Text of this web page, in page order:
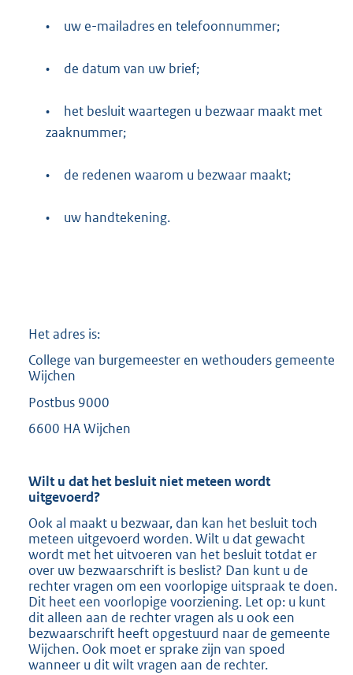
• uw e-mailadres en telefoonnummer;
• de datum van uw brief;
•
het besluit waartegen u bezwaar maakt met
zaaknummer;
• de redenen waarom u bezwaar maakt;
• uw handtekening.
Het adres is:
College van burgemeester en wethouders gemeente
Wijchen
Postbus 9000
6600 HA Wijchen
Wilt u dat het besluit niet meteen wordt
uitgevoerd?
Ook al maakt u bezwaar, dan kan het besluit toch
meteen uitgevoerd worden. Wilt u dat gewacht
wordt met het uitvoeren van het besluit totdat er
over uw bezwaarschrift is beslist? Dan kunt u de
rechter vragen om een voorlopige uitspraak te doen.
Dit heet een voorlopige voorziening. Let op: u kunt
dit alleen aan de rechter vragen als u ook een
bezwaarschrift heeft opgestuurd naar de gemeente
Wijchen. Ook moet er sprake zijn van spoed
wanneer u dit wilt vragen aan de rechter.